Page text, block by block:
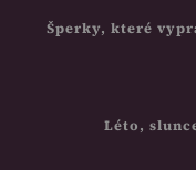
Šperky, které
Léto,